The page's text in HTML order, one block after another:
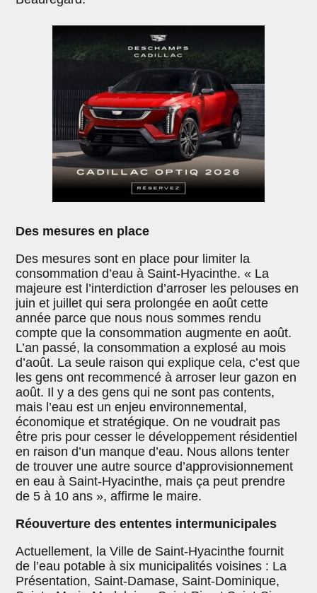
Des mesures en place
Des mesures sont en place pour limiter la
consommation d’eau à Saint-Hyacinthe. « La
majeure est l’interdiction d’arroser les pelouses en
juin et juillet qui sera prolongée en août cette
année parce que nous nous sommes rendu
compte que la consommation augmente en août.
L’an passé, la consommation a explosé au mois
d’août. La seule raison qui explique cela, c’est que
les gens ont recommencé à arroser leur gazon en
août. Il y a des gens qui ne sont pas contents,
mais l’eau est un enjeu environnemental,
économique et stratégique. On ne voudrait pas
être pris pour cesser le développement résidentiel
en raison d’un manque d’eau. Nous allons tenter
de trouver une autre source d’approvisionnement
en eau à Saint-Hyacinthe, mais ça peut prendre
de 5 à 10 ans », affirme le maire.
Réouverture des ententes intermunicipales
Actuellement, la Ville de Saint-Hyacinthe fournit
de l’eau potable à six municipalités voisines : La
Présentation, Saint-Damase, Saint-Dominique,